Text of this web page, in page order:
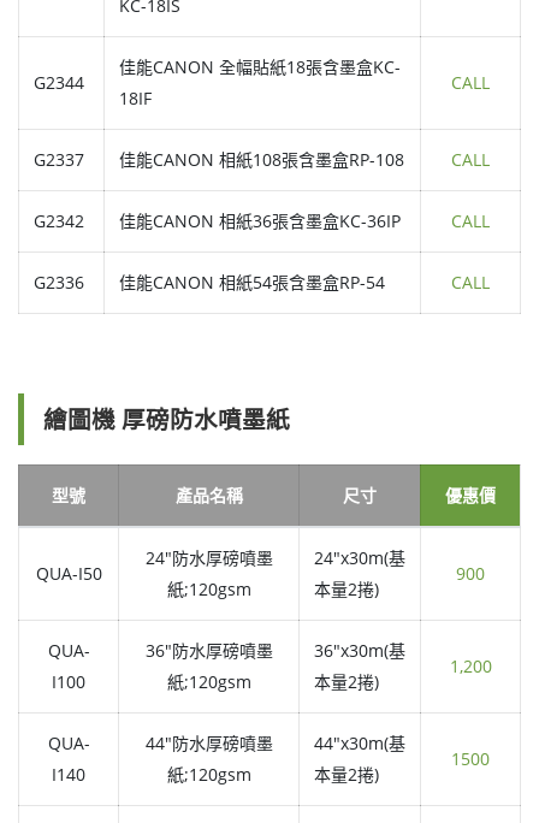
KC-18IS
G2344
佳能CANON 全幅貼紙18張含墨盒KC-
18IF
CALL
G2337 佳能CANON 相紙108張含墨盒RP-108 CALL
G2342 佳能CANON 相紙36張含墨盒KC-36IP CALL
G2336 佳能CANON 相紙54張含墨盒RP-54 CALL
繪圖機 厚磅防水噴墨紙
型號 產品名稱 尺寸 優惠價
QUA-I50
24"防水厚磅噴墨
紙;120gsm
24"x30m(基
本量2捲)
900
QUA-
I100
36"防水厚磅噴墨
紙;120gsm
36"x30m(基
本量2捲)
1,200
QUA-
I140
44"防水厚磅噴墨
紙;120gsm
44"x30m(基
本量2捲)
1500